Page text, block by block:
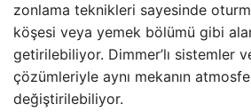
zonlama teknikleri sayesinde
köşesi veya yemek bölümü gibi
getirilebiliyor. Dimmer’lı sistemler
çözümleriyle aynı mekanın
değiştirilebiliyor.